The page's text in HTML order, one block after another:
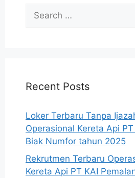
Search
for:
Recent Posts
Loker Terbaru Tanpa
Operasional Kereta Api PT
Biak Numfor tahun 2025
Rekrutmen Terbaru
Kereta Api PT KAI